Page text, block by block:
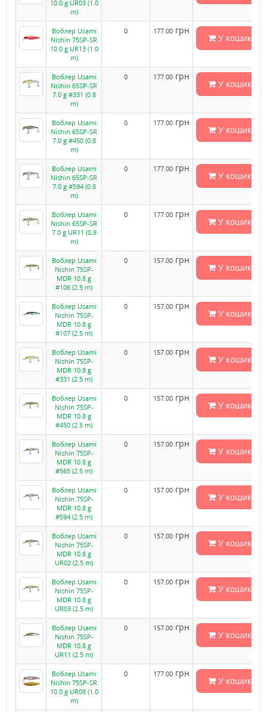
10.0 g UR03 (1.0
m)
Воблер Usami
Nishin 75SP-SR
10.0 g UR13 (1.0
m)
0 177.00 грн
У кошик
Воблер Usami
Nishin 65SP-SR
7.0 g #331 (0.8
m)
0 177.00 грн
У кошик
Воблер Usami
Nishin 65SP-SR
7.0 g #450 (0.8
m)
0 177.00 грн
У кошик
Воблер Usami
Nishin 65SP-SR
7.0 g #594 (0.8
m)
0 177.00 грн
У кошик
Воблер Usami
Nishin 65SP-SR
7.0 g UR11 (0.8
m)
0 177.00 грн
У кошик
Воблер Usami
Nishin 75SP-
MDR 10.8 g
#106 (2.5 m)
0 157.00 грн
У кошик
Воблер Usami
Nishin 75SP-
MDR 10.8 g
#107 (2.5 m)
0 157.00 грн
У кошик
Воблер Usami
Nishin 75SP-
MDR 10.8 g
#331 (2.5 m)
0 157.00 грн
У кошик
Воблер Usami
Nishin 75SP-
MDR 10.8 g
#450 (2.5 m)
0 157.00 грн
У кошик
Воблер Usami
Nishin 75SP-
MDR 10.8 g
#565 (2.5 m)
0 157.00 грн
У кошик
Воблер Usami
Nishin 75SP-
MDR 10.8 g
#594 (2.5 m)
0 157.00 грн
У кошик
Воблер Usami
Nishin 75SP-
MDR 10.8 g
UR02 (2.5 m)
0 157.00 грн
У кошик
Воблер Usami
Nishin 75SP-
MDR 10.8 g
UR03 (2.5 m)
0 157.00 грн
У кошик
Воблер Usami
Nishin 75SP-
MDR 10.8 g
UR11 (2.5 m)
0 157.00 грн
У кошик
Воблер Usami
Nishin 75SP-SR
10.0 g UR08 (1.0
m)
0 177.00 грн
У кошик